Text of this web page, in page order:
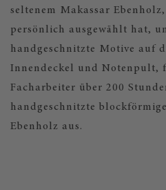
seltenem Makassar
persönlich ausgewählt hat,
handgeschnitzte Motive auf
Innendeckel und Notenpult,
Facharbeiter über 200
handgeschnitzte
Ebenholz aus.